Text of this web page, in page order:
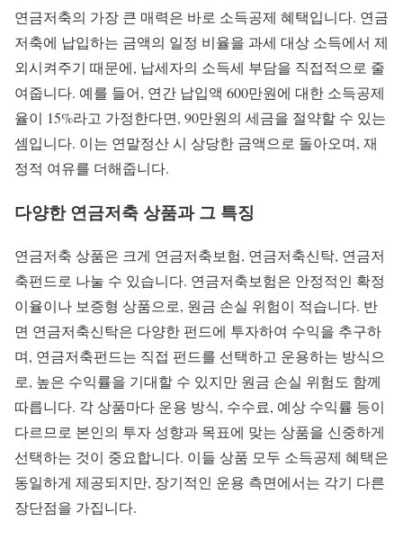
연금저축의 가장 큰 매력은 바로 소득공제 혜택입니다. 연금
저축에 납입하는 금액의 일정 비율을 과세 대상 소득에서 제
외시켜주기 때문에, 납세자의 소득세 부담을 직접적으로 줄
여줍니다. 예를 들어, 연간 납입액 600만원에 대한 소득공제
율이 15%라고 가정한다면, 90만원의 세금을 절약할 수 있는
셈입니다. 이는 연말정산 시 상당한 금액으로 돌아오며, 재
정적 여유를 더해줍니다.
다양한 연금저축 상품과 그 특징
연금저축 상품은 크게 연금저축보험, 연금저축신탁, 연금저
축펀드로 나눌 수 있습니다. 연금저축보험은 안정적인 확정
이율이나 보증형 상품으로, 원금 손실 위험이 적습니다. 반
면 연금저축신탁은 다양한 펀드에 투자하여 수익을 추구하
며, 연금저축펀드는 직접 펀드를 선택하고 운용하는 방식으
로, 높은 수익률을 기대할 수 있지만 원금 손실 위험도 함께
따릅니다. 각 상품마다 운용 방식, 수수료, 예상 수익률 등이
다르므로 본인의 투자 성향과 목표에 맞는 상품을 신중하게
선택하는 것이 중요합니다. 이들 상품 모두 소득공제 혜택은
동일하게 제공되지만, 장기적인 운용 측면에서는 각기 다른
장단점을 가집니다.